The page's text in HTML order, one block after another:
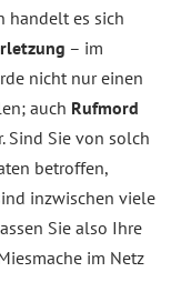
handelt es sich
– im
nicht nur einen
auch Rufmord
Sind Sie von solch
betroffen,
inzwischen viele
Sie also Ihre
im Netz